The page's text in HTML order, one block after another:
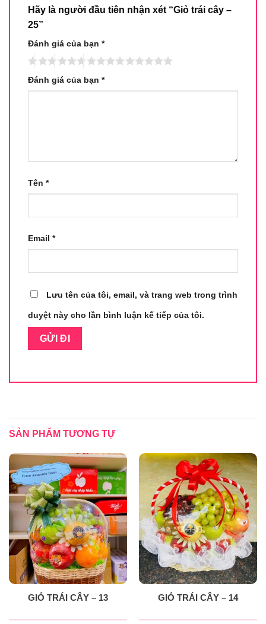
Hãy là người đầu tiên nhận xét “Giỏ trái cây –
25”
Đánh giá của bạn *
Đánh giá của bạn *
Tên *
Email *
Lưu tên của tôi, email, và trang web trong trình
duyệt này cho lần bình luận kế tiếp của tôi.
SẢN PHẨM TƯƠNG TỰ
GIỎ TRÁI CÂY – 13 GIỎ TRÁI CÂY – 14